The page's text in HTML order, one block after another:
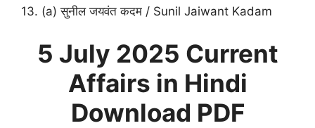
13. (a) सुनील जयवंत कदम / Sunil Jaiwant Kadam
5 July 2025 Current
Affairs in Hindi
Download PDF